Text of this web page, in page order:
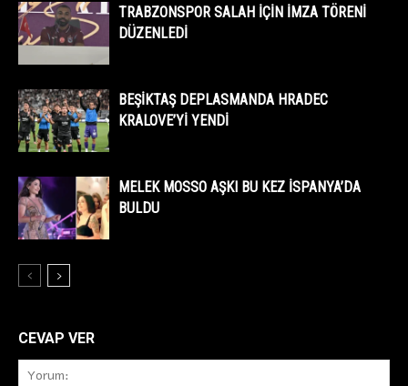
TRABZONSPOR SALAH İÇİN İMZA TÖRENİ
DÜZENLEDİ
BEŞİKTAŞ DEPLASMANDA HRADEC
KRALOVE’Yİ YENDİ
MELEK MOSSO AŞKI BU KEZ İSPANYA’DA
BULDU
CEVAP VER